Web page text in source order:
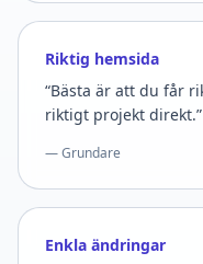
Riktig hemsida
“Bästa är att du får
riktigt projekt direkt.”
— Grundare
Enkla ändringar